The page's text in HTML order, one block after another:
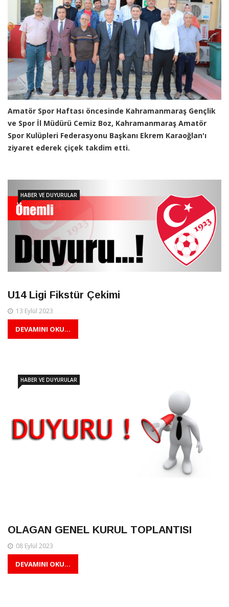
Amatör Spor Haftası öncesinde Kahramanmaraş Gençlik
ve Spor İl Müdürü Cemiz Boz, Kahramanmaraş Amatör
Spor Kulüpleri Federasyonu Başkanı Ekrem Karaoğlan'ı
ziyaret ederek çiçek takdim etti.
U14 Ligi Fikstür Çekimi
HABER VE DUYURULAR
13 Eylül 2023
DEVAMINI OKU...
OLAGAN GENEL KURUL TOPLANTISI
HABER VE DUYURULAR
08 Eylül 2023
DEVAMINI OKU...